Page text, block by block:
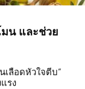
น และช่วย
เลือดหัวใจตีบ”
รง